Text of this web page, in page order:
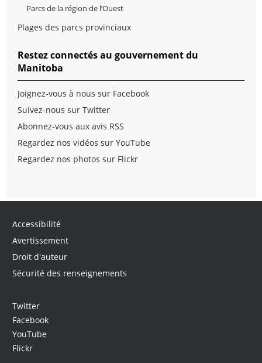
Parcs de la région de l’Ouest
Plages des parcs provinciaux
Restez connectés au gouvernement du
Manitoba
Joignez-vous à nous sur Facebook
Suivez-nous sur Twitter
Abonnez-vous aux avis RSS
Regardez nos vidéos sur YouTube
Regardez nos photos sur Flickr
Accessibilité
Avertissement
Droit d'auteur
Sécurité des renseignements
Twitter
Facebook
YouTube
Flickr